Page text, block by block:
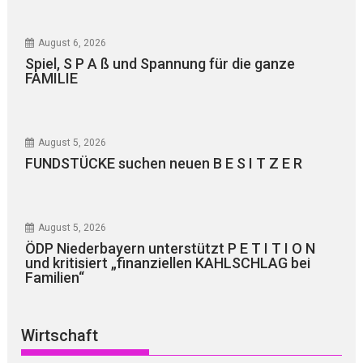
August 6, 2026
Spiel, S P A ß und Spannung für die ganze
FAMILIE
August 5, 2026
FUNDSTÜCKE suchen neuen B E S I T Z E R
August 5, 2026
ÖDP Niederbayern unterstützt P E T I T I O N
und kritisiert „finanziellen KAHLSCHLAG bei
Familien“
Wirtschaft